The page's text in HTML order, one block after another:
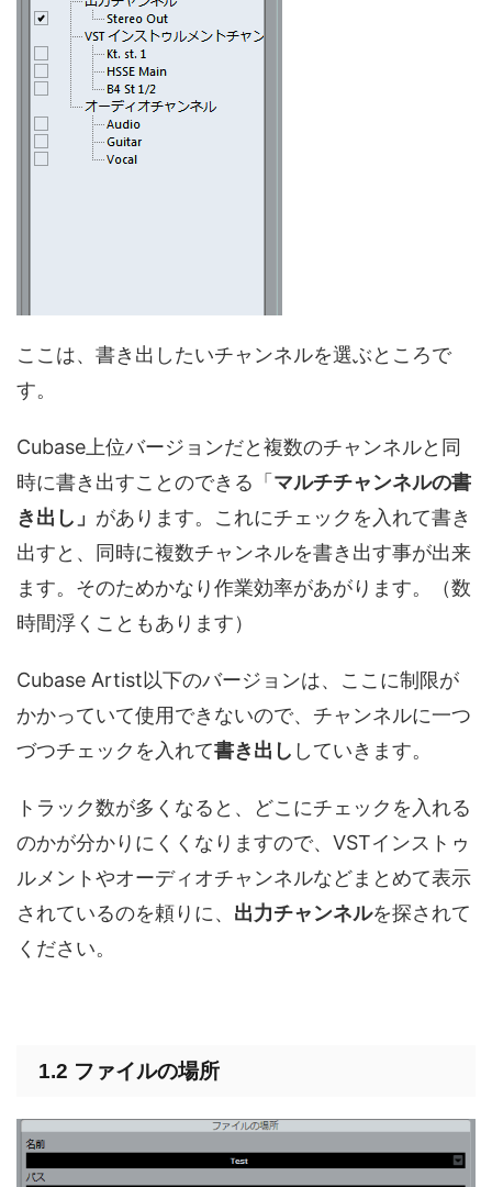
ここは、書き出したいチャンネルを選ぶところで
す。
Cubase上位バージョンだと複数のチャンネルと同
時に書き出すことのできる「 マルチチャンネルの書
き出し」 があります。これにチェックを入れて書き
出すと、同時に複数チャンネルを書き出す事が出来
ます。そのためかなり作業効率があがります。（数
時間浮くこともあります）
Cubase Artist以下のバージョンは、ここに制限が
かかっていて使用できないので、チャンネルに一つ
づつチェックを入れて書き出し していきます。
トラック数が多くなると、どこにチェックを入れる
のかが分かりにくくなりますので、VSTインストゥ
ルメントやオーディオチャンネルなどまとめて表示
されているのを頼りに、 出力チャンネルを探されて
ください。
1.2 ファイルの場所